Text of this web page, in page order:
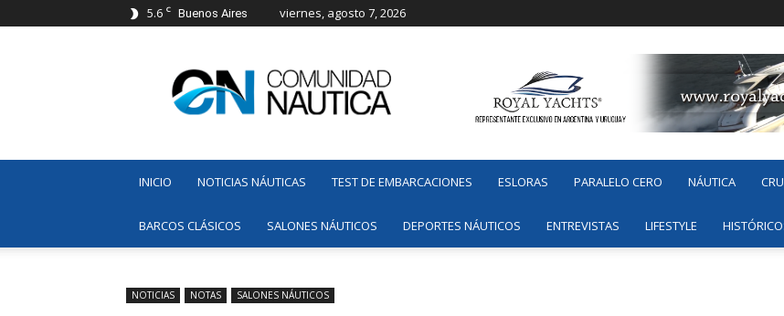
5.6 C Buenos Aires viernes, agosto 7, 2026
Náutica
INICIO NOTICIAS NÁUTICAS TEST DE EMBARCACIONES ESLORAS PARALELO CERO NÁUTICA
BARCOS CLÁSICOS SALONES NÁUTICOS DEPORTES NÁUTICOS ENTREVISTAS LIFESTYLE
NOTICIAS NOTAS SALONES NÁUTICOS